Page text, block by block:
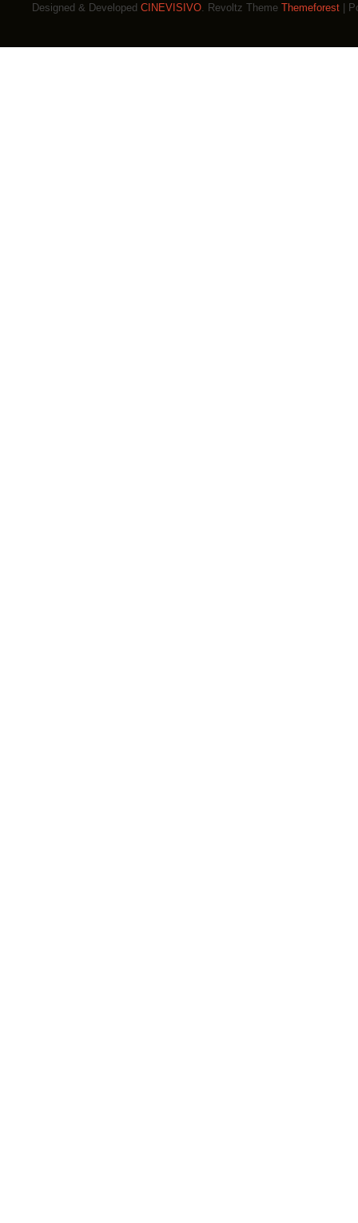
Designed & Developed CINEVISIVO. Revoltz Theme Themeforest |